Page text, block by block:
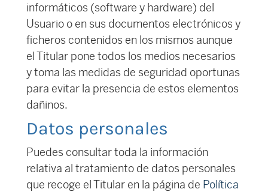
informáticos (software y hardware) del
Usuario o en sus documentos electrónicos y
ficheros contenidos en los mismos aunque
el Titular pone todos los medios necesarios
y toma las medidas de seguridad oportunas
para evitar la presencia de estos elementos
dañinos.
Datos personales
Puedes consultar toda la información
relativa al tratamiento de datos personales
que recoge el Titular en la página de Política